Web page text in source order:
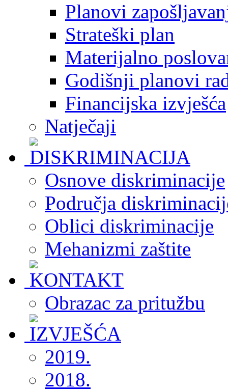
Planovi
Strateški plan
Materijalno
Godišnji planovi
Financijska izvješća
Natječaji
Osnove diskriminacije
Područja
Oblici diskriminacije
Mehanizmi zaštite
Obrazac za pritužbu
2019.
2018.